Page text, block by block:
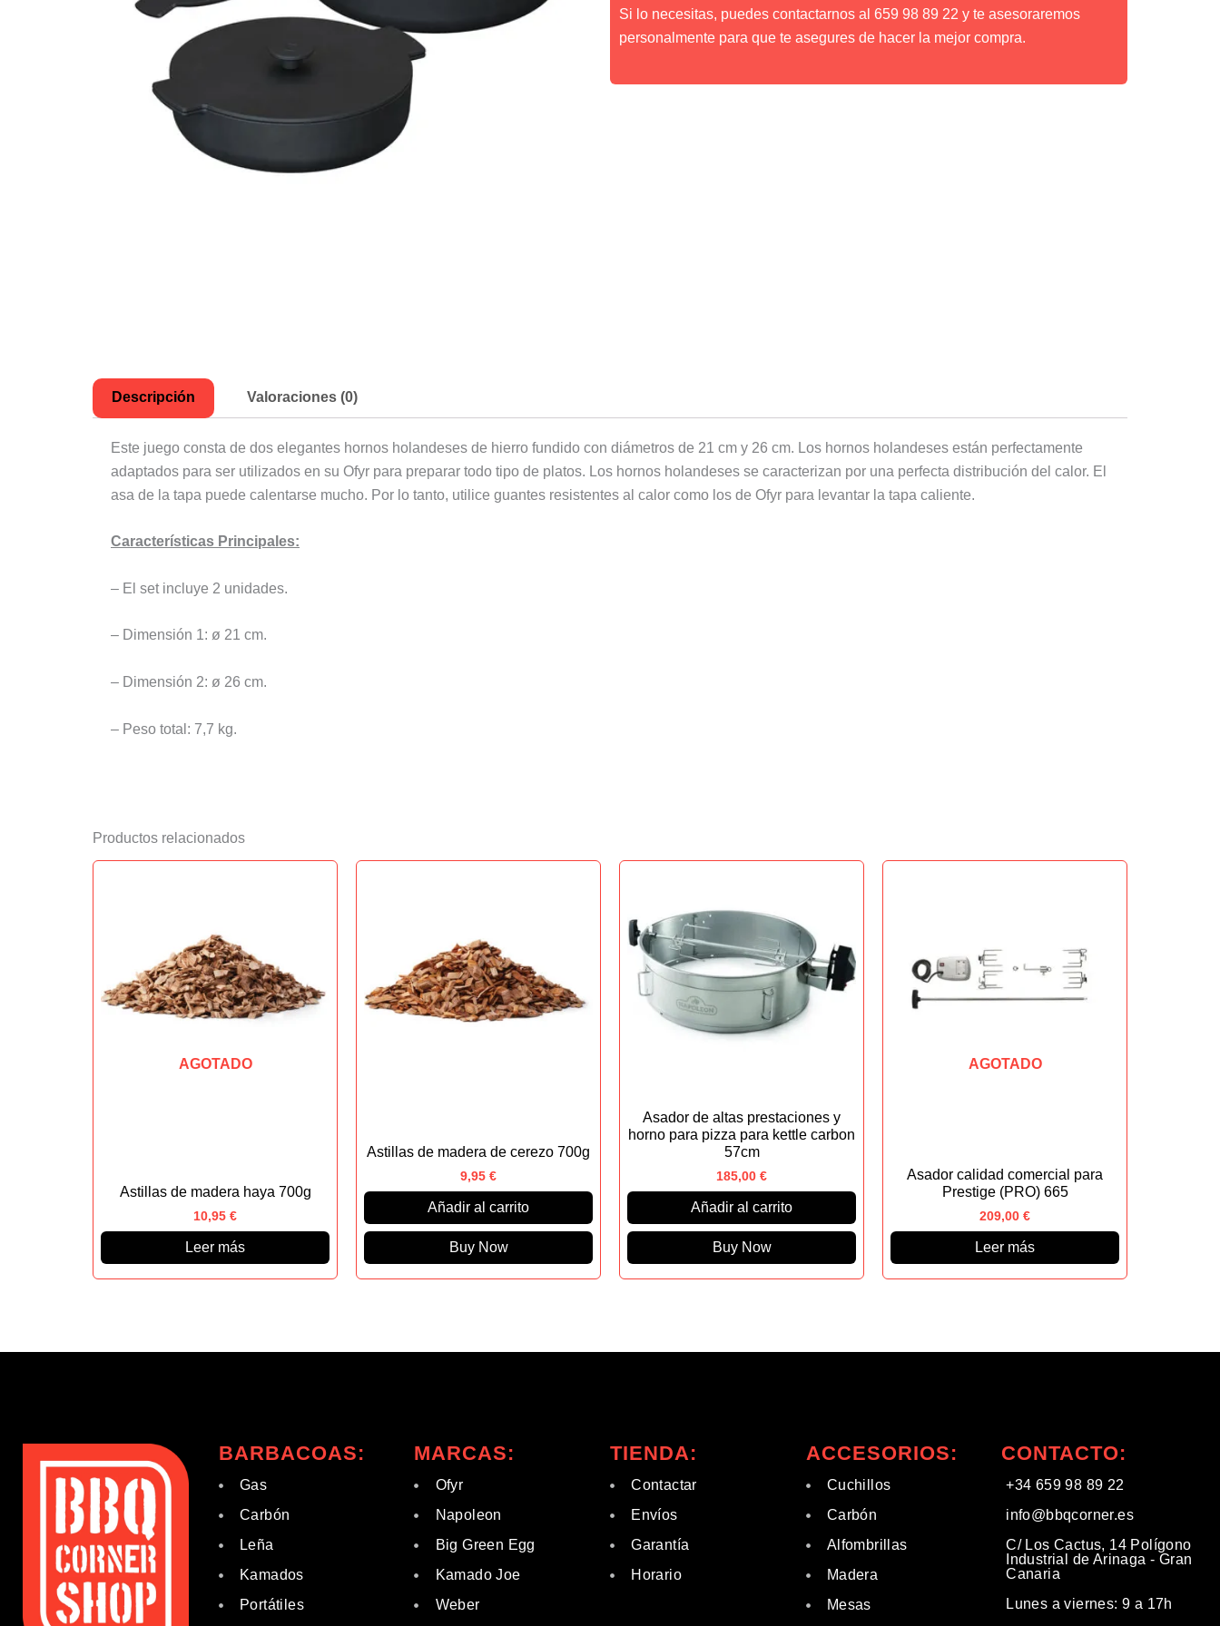
Si lo necesitas, puedes contactarnos al 659 98 89 22 y te asesoraremos
personalmente para que te asegures de hacer la mejor compra.
Descripción Valoraciones (0)
Este juego consta de dos elegantes hornos holandeses de hierro fundido con diámetros de 21 cm y 26 cm. Los hornos holandeses están perfectamente
adaptados para ser utilizados en su Ofyr para preparar todo tipo de platos. Los hornos holandeses se caracterizan por una perfecta distribución del calor. El
asa de la tapa puede calentarse mucho. Por lo tanto, utilice guantes resistentes al calor como los de Ofyr para levantar la tapa caliente.
Características Principales:
– El set incluye 2 unidades.
– Dimensión 1: ø 21 cm.
– Dimensión 2: ø 26 cm.
– Peso total: 7,7 kg.
Productos relacionados
AGOTADO
Astillas de madera haya 700g
10,95 €
Leer más
Astillas de madera de cerezo 700g
9,95 €
Añadir al carrito
Buy Now
Asador de altas prestaciones y
horno para pizza para kettle carbon
57cm
185,00 €
Añadir al carrito
Buy Now
AGOTADO
Asador calidad comercial para
Prestige (PRO) 665
209,00 €
Leer más
BARBACOAS:
Gas
Carbón
Leña
Kamados
Portátiles
MARCAS:
Ofyr
Napoleon
Big Green Egg
Kamado Joe
Weber
TIENDA:
Contactar
Envíos
Garantía
Horario
ACCESORIOS:
Cuchillos
Carbón
Alfombrillas
Madera
Mesas
CONTACTO:
+34 659 98 89 22
info@bbqcorner.es​
C/ Los Cactus, 14 Polígono
Industrial de Arinaga - Gran
Canaria
Lunes a viernes: 9 a 17h